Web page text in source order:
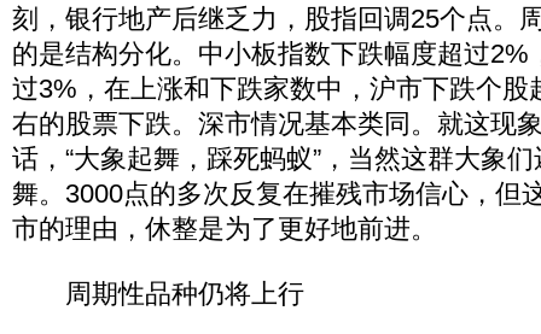
刻，银行地产后继乏力，股指回调25个点。
的是结构分化。中小板指数下跌幅度超过2%
过3%，在上涨和下跌家数中，沪市下跌个股
右的股票下跌。深市情况基本类同。就这现
话，“大象起舞，踩死蚂蚁”，当然这群大象
舞。3000点的多次反复在摧残市场信心，但
市的理由，休整是为了更好地前进。
周期性品种仍将上行